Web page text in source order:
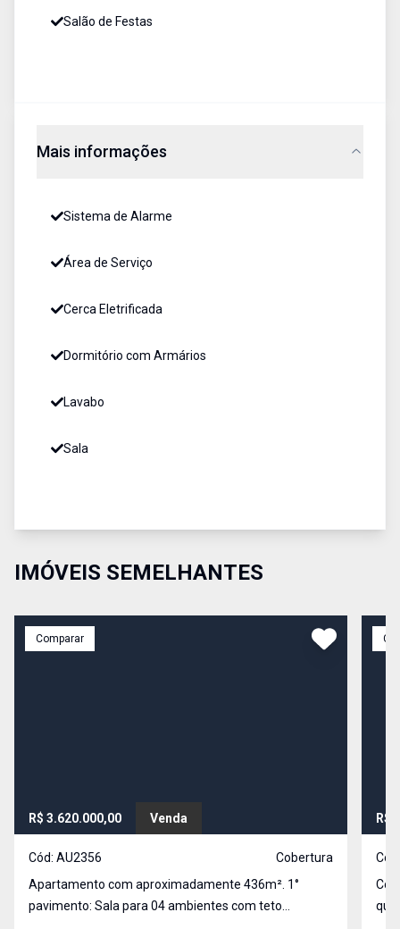
Salão de Festas
Mais informações
Sistema de Alarme
Área de Serviço
Cerca Eletrificada
Dormitório com Armários
Lavabo
Sala
IMÓVEIS SEMELHANTES
Comparar
R$ 3.620.000,00 Venda
Cód: AU2356
Cobertura
Apartamento com aproximadamente 436m². 1°
pavimento: Sala para 04 ambientes com teto
R$